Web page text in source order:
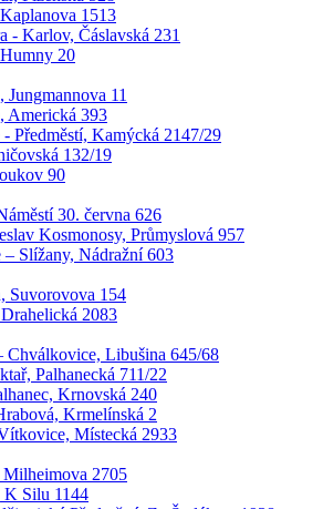
1513
- Karlov, Čáslavská 231
20
Jungmannova 11
Americká 393
Předměstí, Kamýcká 2147/29
132/19
90
30. června 626
Kosmonosy, Průmyslová 957
Slížany, Nádražní 603
Suvorovova 154
2083
Chválkovice, Libušina 645/68
Palhanecká 711/22
Krnovská 240
Krmelínská 2
Místecká 2933
Milheimova 2705
K Silu 1144